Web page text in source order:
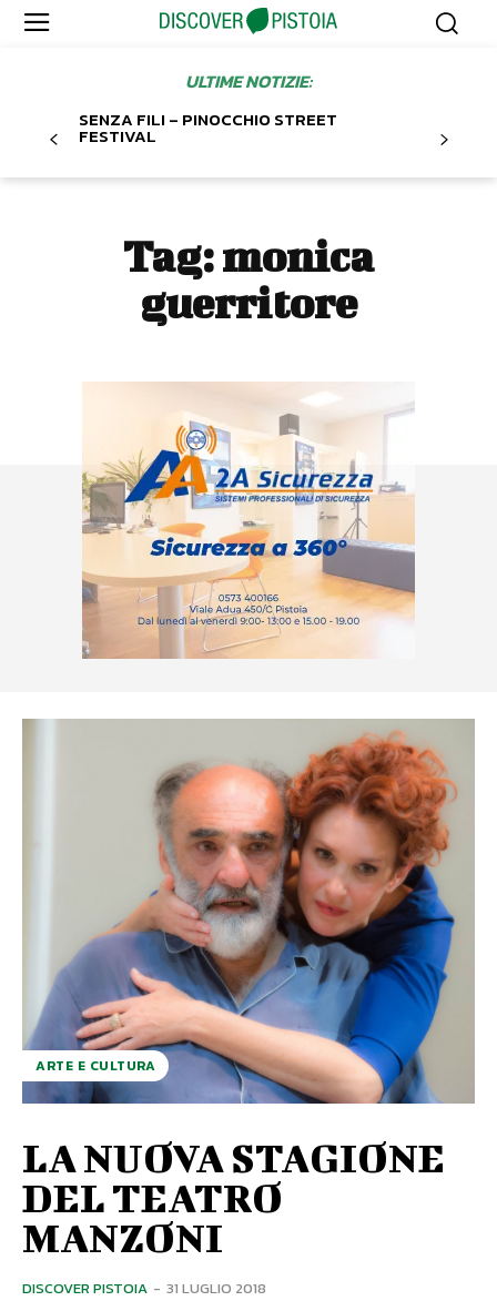
ULTIME NOTIZIE:
SENZA FILI – PINOCCHIO STREET
FESTIVAL
Tag:monica
guerritore
ARTE E CULTURA
LA NUOVA STAGIONE
DEL TEATRO
MANZONI
DISCOVER PISTOIA - 31 LUGLIO 2018